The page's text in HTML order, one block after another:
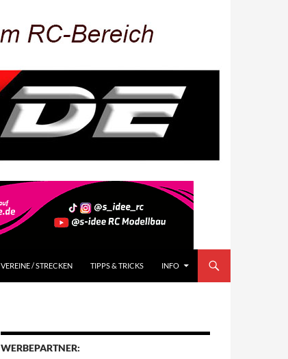
VEREINE / STRECKEN TIPPS & TRICKS INFO
WERBEPARTNER: